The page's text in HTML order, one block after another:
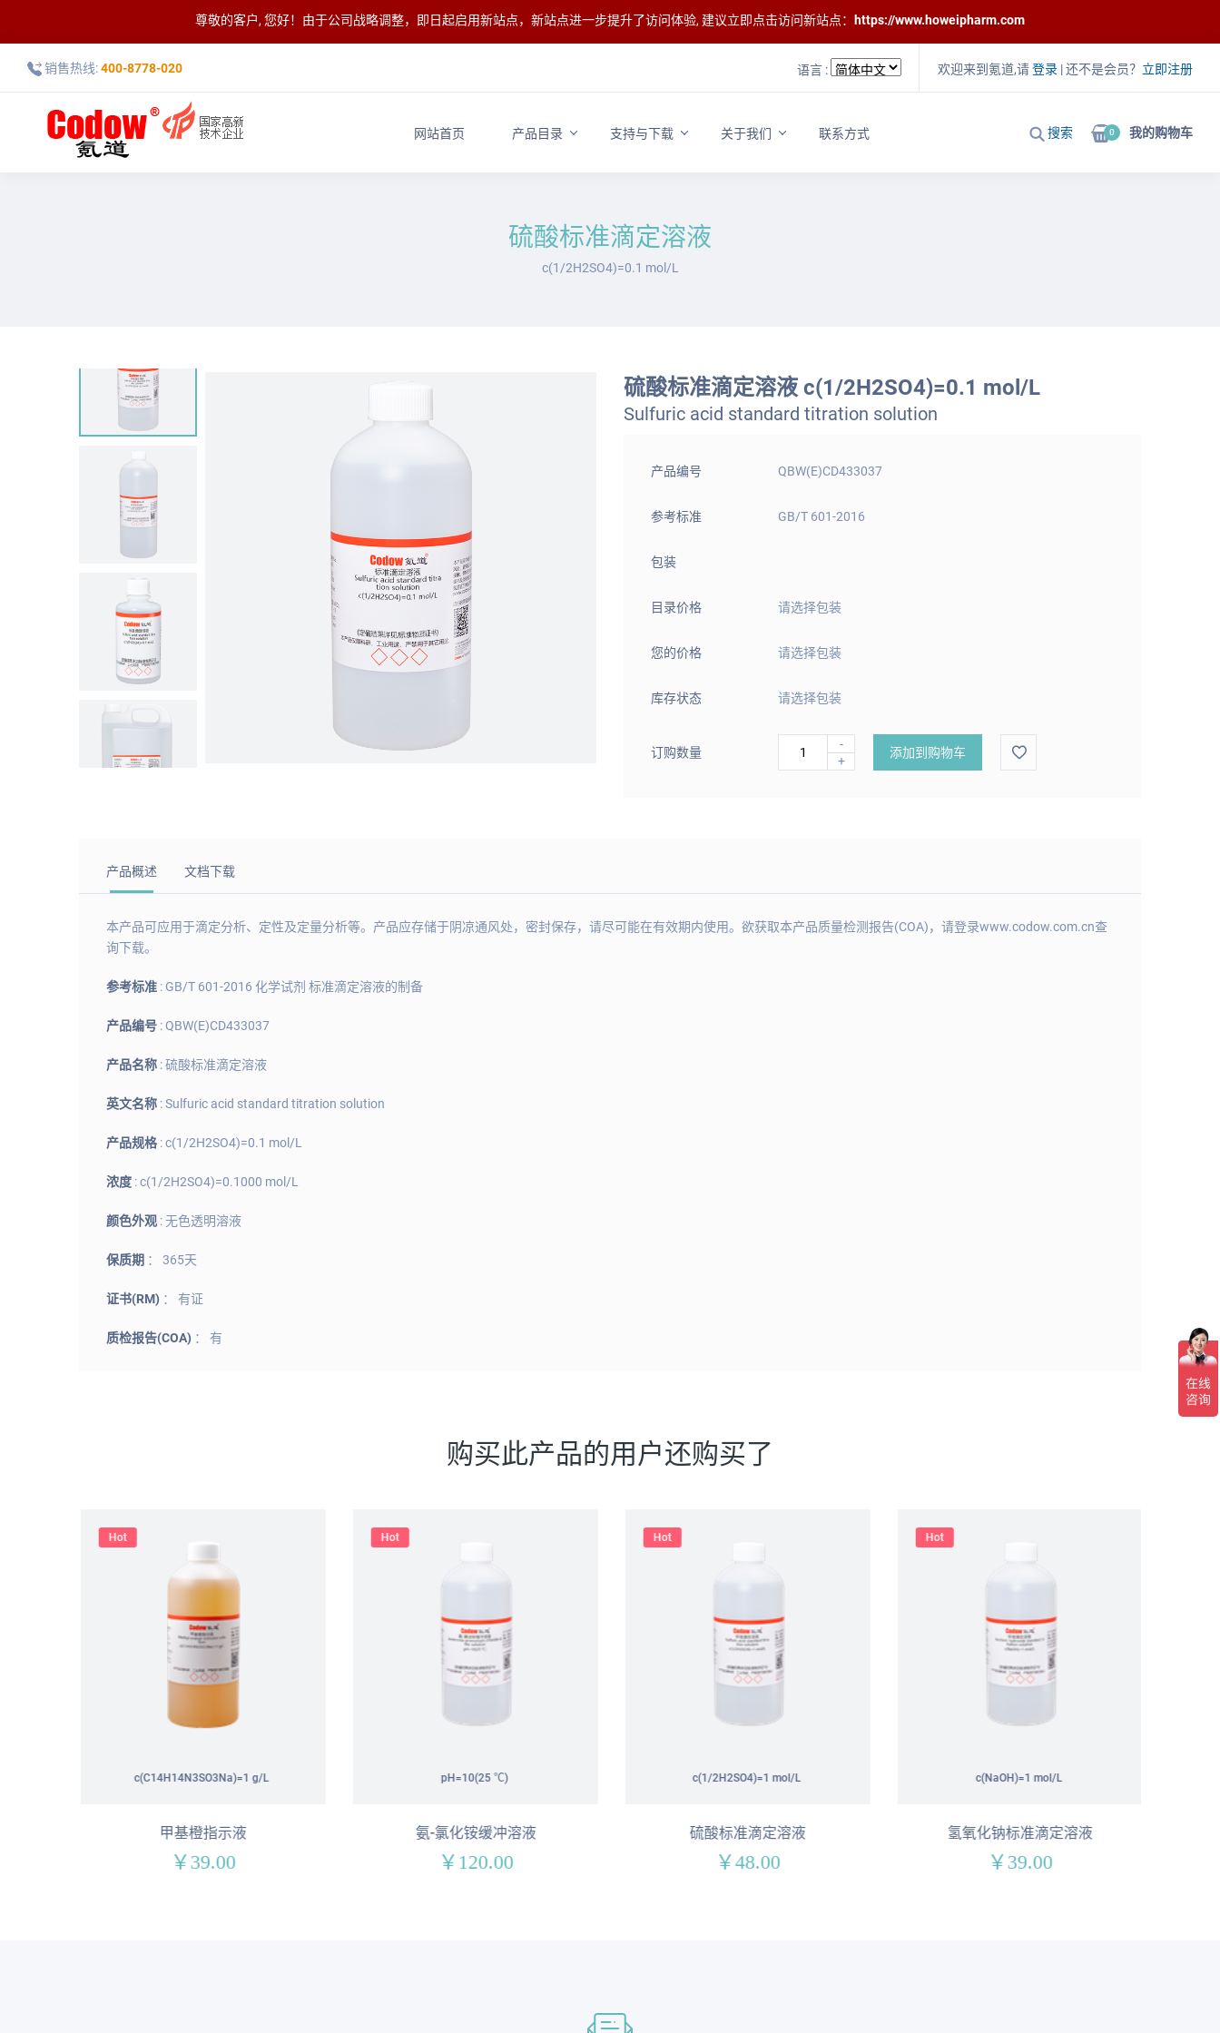
尊敬的客户, 您好！由于公司战略调整，即日起启用新站点，新站点进一步提升了访问体验, 建议立即点击访问新站点： https://www.howeipharm.com
销售热线:400-8778-020 语言 : 欢迎来到氪道,请登录 | 还不是会员？ 立即注册
网站首页 产品目录 支持与下载 关于我们 联系方式 搜索 0 我的购物车
硫酸标准滴定溶液
c(1/2H2SO4)=0.1 mol/L
硫酸标准滴定溶液 c(1/2H2SO4)=0.1 mol/L
Sulfuric acid standard titration solution
产品编号 QBW(E)CD433037
参考标准 GB/T 601-2016
包装
目录价格 请选择包装
您的价格 请选择包装
库存状态 请选择包装
订购数量
-
+
添加到购物车
产品概述 文档下载
本产品可应用于滴定分析、定性及定量分析等。产品应存储于阴凉通风处，密封保存，请尽可能在有效期内使用。欲获取本产品质量检测报告(COA)，请登录www.codow.com.cn查
询下载。
参考标准 : GB/T 601-2016 化学试剂 标准滴定溶液的制备
产品编号 : QBW(E)CD433037
产品名称 : 硫酸标准滴定溶液
英文名称 : Sulfuric acid standard titration solution
产品规格 : c(1/2H2SO4)=0.1 mol/L
浓度 : c(1/2H2SO4)=0.1000 mol/L
颜色外观 : 无色透明溶液
保质期 ： 365天
证书(RM) ： 有证
质检报告(COA) ： 有
购买此产品的用户还购买了
c(C14H14N3SO3Na)=1 g/L
Hot
甲基橙指示液
￥39.00
pH=10(25 ℃)
Hot
氨-氯化铵缓冲溶液
￥120.00
c(1/2H2SO4)=1 mol/L
Hot
硫酸标准滴定溶液
￥48.00
c(NaOH)=1 mol/L
Hot
氢氧化钠标准滴定溶液
￥39.00